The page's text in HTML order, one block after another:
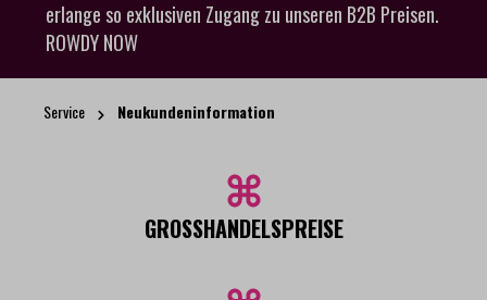
erlange so exklusiven Zugang zu unseren B2B Preisen.
ROWDY NOW
Service Neukundeninformation
GROSSHANDELSPREISE